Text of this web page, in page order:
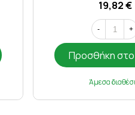
19,82 €
- +
Προσθήκη στο
Άμεσα